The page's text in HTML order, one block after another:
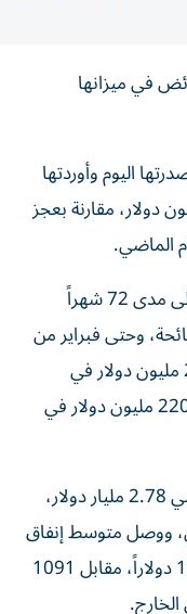
في ميزانها
اليوم وأوردتها
يونهاب، بلغ الفائض 596 مليون دولار، مقارنة بعجز
وكان الميزان السياحي قد سجل عجزاً على مدى 72 شهراً
تفشي الجائحة، وحتى فبراير من
العام الجاري، وتحول إلى فائض بلغ 263 مليون دولار في
مارس، ثم 159 مليون دولار في أبريل و220 مليون دولار في
وبلغت إيرادات السياحة في يونيو الماضي 2.78 مليار دولار،
ووصل متوسط إنفاق
السائح الأجنبي الوافد إلى كوريا إلى 1397 دولاراً، مقابل 1091